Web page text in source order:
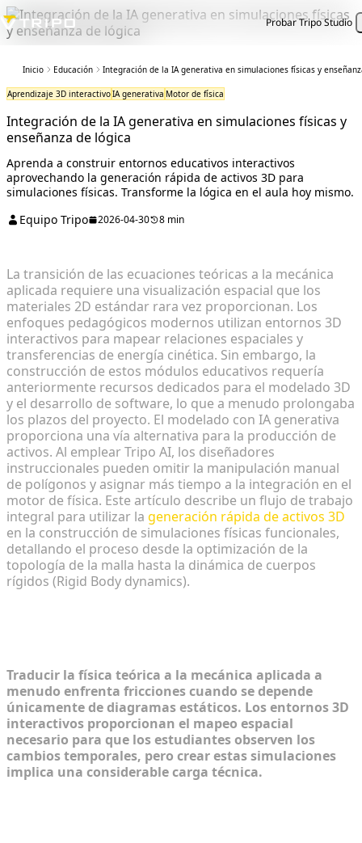
Probar Tripo Studio
Inicio Educación Integración de la IA generativa en simulaciones físicas y
Aprendizaje 3D interactivoIA generativa Motor de física
Integración de la IA generativa en simulaciones físicas y
enseñanza de lógica
Aprenda a construir entornos educativos interactivos
aprovechando la generación rápida de activos 3D para
simulaciones físicas. Transforme la lógica en el aula hoy mismo.
Equipo Tripo
2026-04-30 8 min
La transición de las ecuaciones teóricas a la mecánica
aplicada requiere una visualización espacial que los
materiales 2D estándar rara vez proporcionan. Los
enfoques pedagógicos modernos utilizan entornos 3D
interactivos para mapear relaciones espaciales y
transferencias de energía cinética. Sin embargo, la
construcción de estos módulos educativos requería
anteriormente recursos dedicados para el modelado 3D
y el desarrollo de software, lo que a menudo prolongaba
los plazos del proyecto. El modelado con IA generativa
proporciona una vía alternativa para la producción de
activos. Al emplear Tripo AI, los diseñadores
instruccionales pueden omitir la manipulación manual
de polígonos y asignar más tiempo a la integración en el
motor de física. Este artículo describe un flujo de trabajo
integral para utilizar la generación rápida de activos 3D
en la construcción de simulaciones físicas funcionales,
detallando el proceso desde la optimización de la
topología de la malla hasta la dinámica de cuerpos
rígidos (Rigid Body dynamics).
Traducir la física teórica a la mecánica aplicada a
menudo enfrenta fricciones cuando se depende
únicamente de diagramas estáticos. Los entornos 3D
interactivos proporcionan el mapeo espacial
necesario para que los estudiantes observen los
cambios temporales, pero crear estas simulaciones
implica una considerable carga técnica.